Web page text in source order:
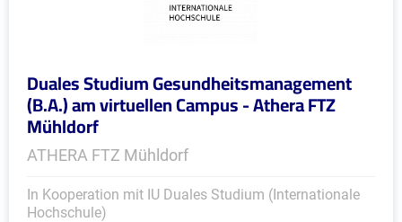
Duales Studium Gesundheitsmanagement
(B.A.) am virtuellen Campus - Athera FTZ
Mühldorf
ATHERA FTZ Mühldorf
In Kooperation mit IU Duales Studium (Internationale
Hochschule)